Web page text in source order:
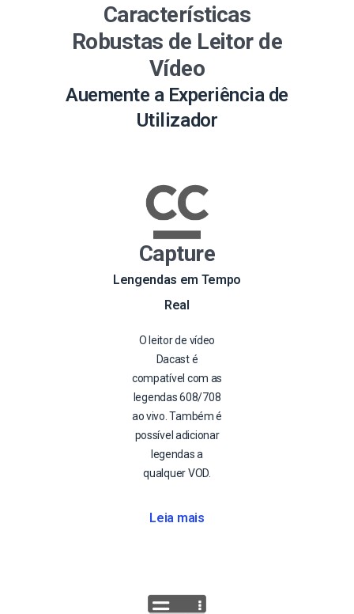
Características
Robustas de Leitor de
Vídeo
Auemente a Experiência de
Utilizador
Capture
Lengendas em Tempo
Real
O leitor de vídeo
Dacast é
compatível com as
legendas 608/708
ao vivo. Também é
possível adicionar
legendas a
qualquer VOD.
Leia mais